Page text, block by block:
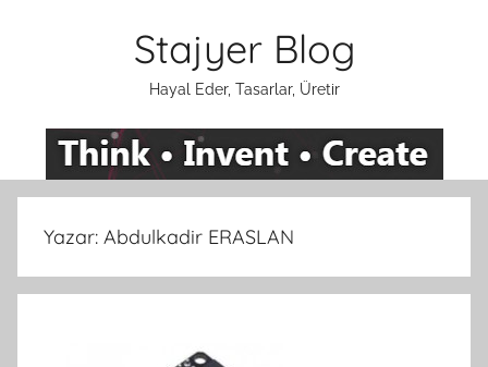
Stajyer Blog
Hayal Eder, Tasarlar, Üretir
Yazar: Abdulkadir ERASLAN